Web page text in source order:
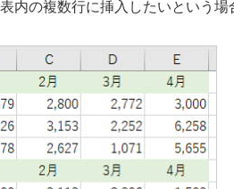
内の複数行に挿入したいという場